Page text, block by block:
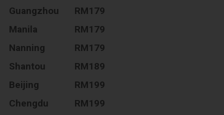
Guangzhou
RM179
Manila
RM179
Nanning
RM179
Shantou
RM189
Beijing
RM199
Chengdu
RM199